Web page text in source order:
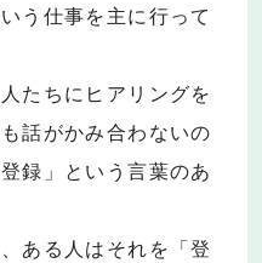
う仕事を主に行って
たちにヒアリングを
話がかみ合わないの
録」という言葉のあ
ある人はそれを「登